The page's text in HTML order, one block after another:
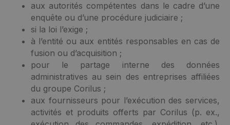
aux autorités compétentes dans le cadre d’une
enquête ou d’une procédure judiciaire ;
si la loi l’exige ;
à l’entité ou aux entités responsables en cas de
fusion ou d’acquisition ;
pour le partage interne des données
administratives au sein des entreprises affiliées
du groupe Corilus ;
aux fournisseurs pour l’exécution des services,
activités et produits offerts par Corilus (p. ex.,